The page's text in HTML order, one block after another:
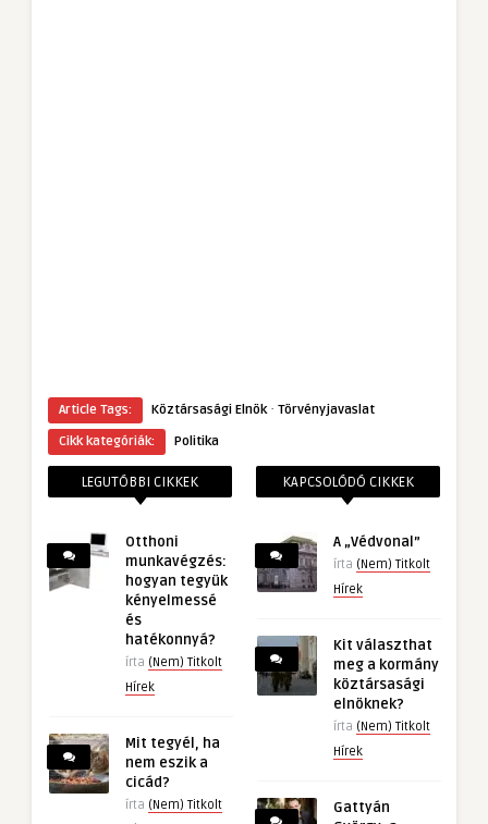
Article Tags: Köztársasági Elnök· Törvényjavaslat
Cikk kategóriák:
Politika
LEGUTÓBBI CIKKEK
Otthoni
munkavégzés:
hogyan tegyük
kényelmessé
és
hatékonnyá?
írta (Nem) Titkolt
Hírek
Mit tegyél, ha
nem eszik a
cicád?
írta (Nem) Titkolt
KAPCSOLÓDÓ CIKKEK
A „Védvonal”
írta (Nem) Titkolt
Hírek
Kit választhat
meg a kormány
köztársasági
elnöknek?
írta (Nem) Titkolt
Hírek
Gattyán